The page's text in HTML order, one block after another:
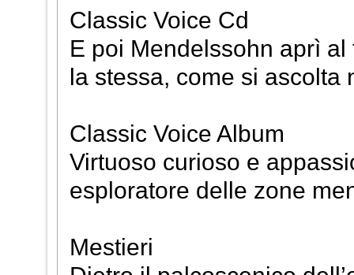
Classic Voice Cd
E poi Mendelssohn aprì
la stessa, come si ascolta
Classic Voice Album
Virtuoso curioso e
esploratore delle zone
Mestieri